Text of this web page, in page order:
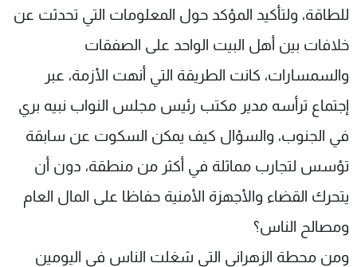
للطاقة، ولتأكيد المؤكد حول المعلومات التي تحدثت عن
خلافات بين أهل البيت الواحد على الصفقات
والسمسارات، كانت الطريقة التي أنهت الأزمة، عبر
إجتماع ترأسه مدير مكتب رئيس مجلس النواب نبيه بري
في الجنوب، والسؤال كيف يمكن السكوت عن سابقة
تؤسس لتجارب مماثلة في أكثر من منطقة، دون أن
يتحرك القضاء والأجهزة الأمنية حفاظا على المال العام
ومصالح الناس؟
ومن محطة الزهراني التي شغلت الناس في اليومين